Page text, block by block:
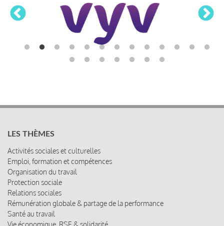
LES THÈMES
Activités sociales et culturelles
Emploi, formation et compétences
Organisation du travail
Protection sociale
Relations sociales
Rémunération globale & partage de la performance
Santé au travail
Vie économique, RSE & solidarité